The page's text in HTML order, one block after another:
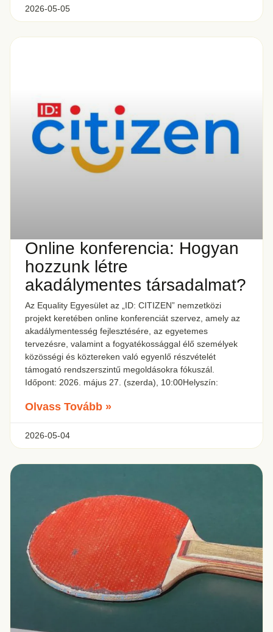
2026-05-05
Online konferencia: Hogyan
hozzunk létre
akadálymentes társadalmat?
Az Equality Egyesület az „ID: CITIZEN” nemzetközi
projekt keretében online konferenciát szervez, amely az
akadálymentesség fejlesztésére, az egyetemes
tervezésre, valamint a fogyatékossággal élő személyek
közösségi és köztereken való egyenlő részvételét
támogató rendszerszintű megoldásokra fókuszál.
Időpont: 2026. május 27. (szerda), 10:00Helyszín:
Olvass Tovább »
2026-05-04